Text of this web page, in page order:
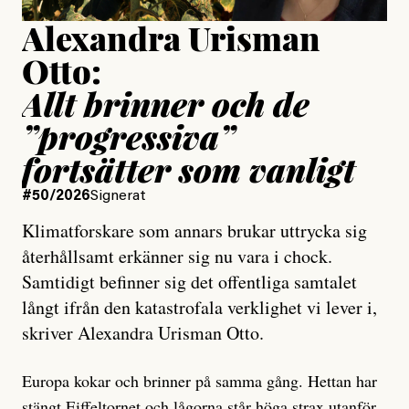
Alexandra Urisman
Otto:
Allt brinner och de
”progressiva”
fortsätter som vanligt
#50/2026Signerat
Klimatforskare som annars brukar uttrycka sig
återhållsamt erkänner sig nu vara i chock.
Samtidigt befinner sig det offentliga samtalet
långt ifrån den katastrofala verklighet vi lever i,
skriver Alexandra Urisman Otto.
Europa kokar och brinner på samma gång. Hettan har